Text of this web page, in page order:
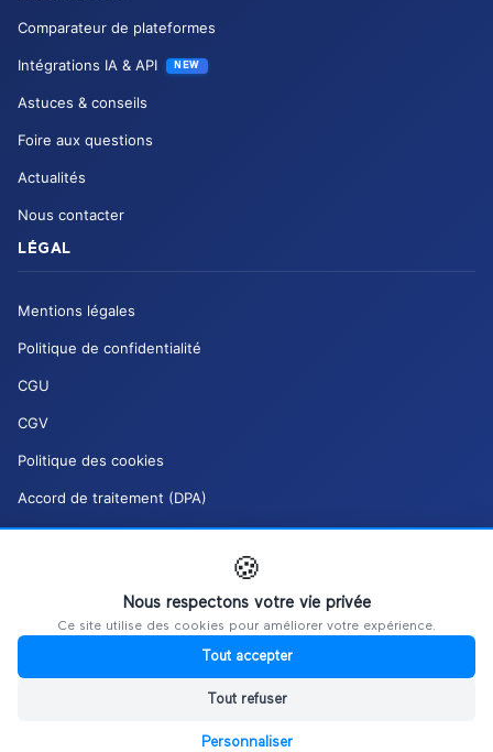
Comparateur de plateformes
Intégrations IA & API NEW
Astuces & conseils
Foire aux questions
Actualités
Nous contacter
LÉGAL
Mentions légales
Politique de confidentialité
CGU
CGV
Politique des cookies
Accord de traitement (DPA)
Charte de modération (DSA)
Gérer mes cookies
🍪
Nous respectons votre vie privée
Ce site utilise des cookies pour améliorer votre expérience.
Tout accepter
Tout refuser
Personnaliser